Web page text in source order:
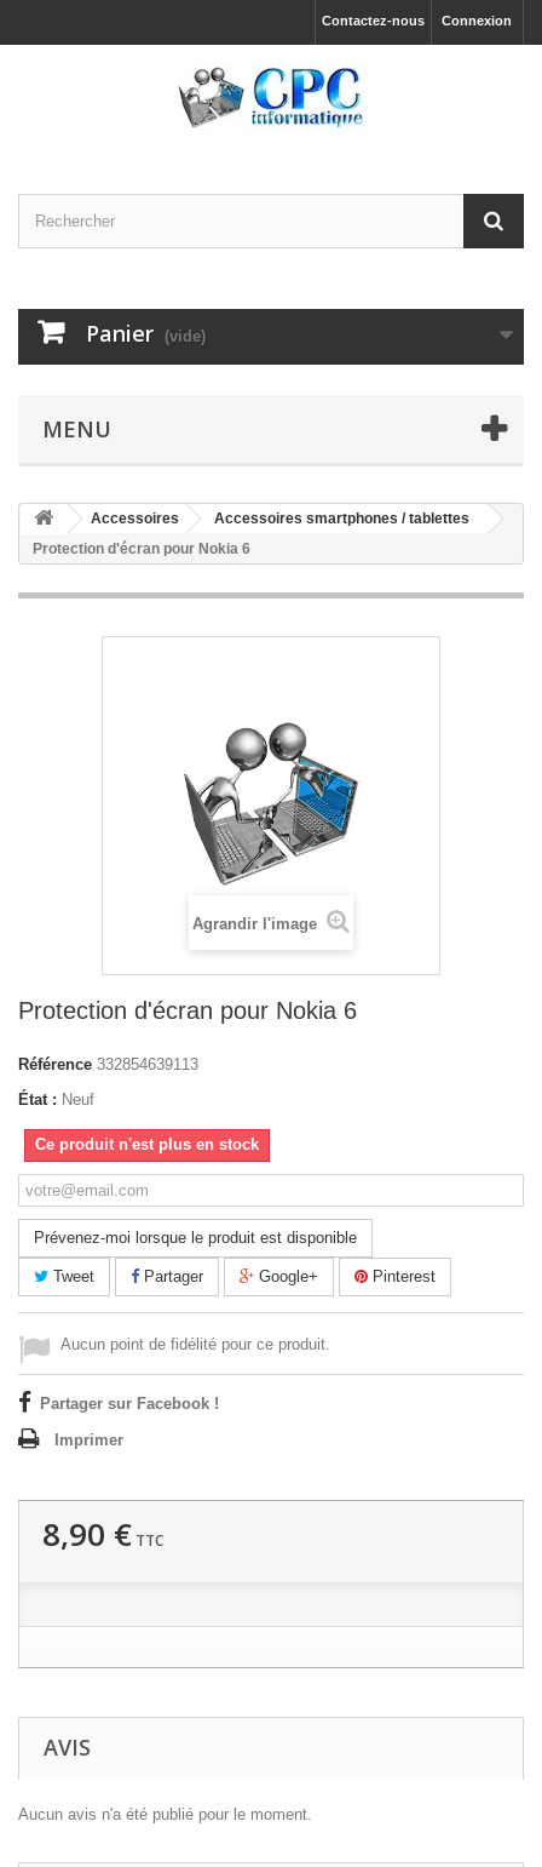
Connexion
Contactez-nous
Panier (vide)
MENU
Accessoires
Accessoires smartphones / tablettes
Protection d'écran pour Nokia 6
Agrandir l'image
Protection d'écran pour Nokia 6
Référence 332854639113
État : Neuf
Ce produit n'est plus en stock
Prévenez-moi lorsque le produit est disponible
Tweet Partager Google+ Pinterest
Aucun point de fidélité pour ce produit.
Partager sur Facebook !
Imprimer
8,90 € TTC
AVIS
Aucun avis n'a été publié pour le moment.